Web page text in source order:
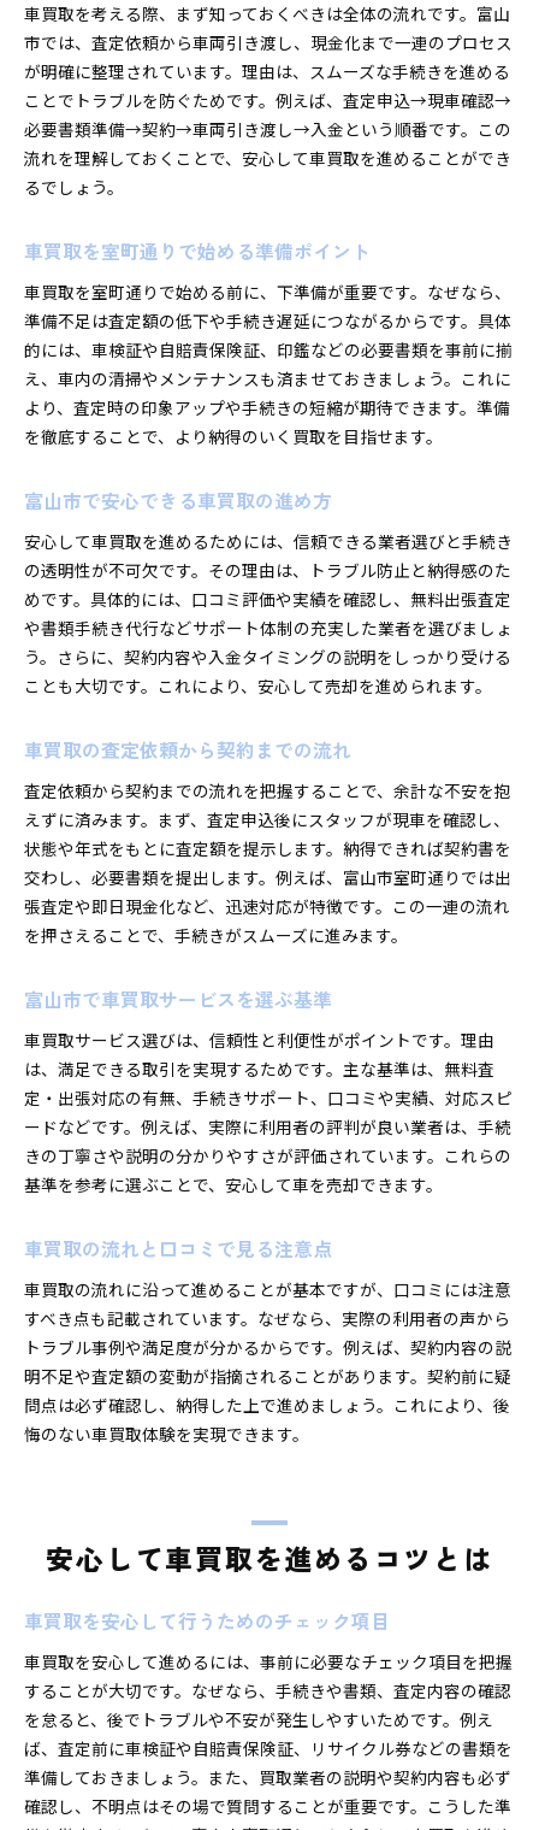
買取業者選びで失敗しないためのコツ
車買取で知っておきたいトラブル回避法
富山市室町通りで選ぶ車買取のポイント
富山市で車買取業者を選ぶ際の比較基準
車買取ランキングや口コミの活用方法
廃車買取まで対応できる店舗の見極め方
富山市の車買取に強いサービス特徴
手続き簡単な車買取の実践ガイド
車買取手続きを簡単に進めるコツ
富山市でスムーズな車買取の準備方法
車買取サービスを利用した時短術
書類準備から現金化までの流れ
初心者でも安心な車買取実践法
高く売るための車買取相場表の使い方
車買取相場表を活用して高く売る方法
富山市で相場を知る重要なポイント
中古車買取相場表を見るタイミングとは
車買取価格を比較する際の注意点
相場表の情報を最大限に活用するコツ
車買取サービスを賢く比較する方法
車買取サービスの比較で重視すべき点
富山市で人気の車買取業者の特徴
口コミとランキングを活かした選び方
おすすめ車買取サービスの比較術
車買取サービスの料金や条件を見極める
初めてでも安心な車買取の必要書類
車買取に必要な書類一覧と準備ポイント
富山市でスムーズに書類を揃える方法
初めての車買取で注意すべき書類手続き
車買取サービス利用時の書類チェック
安心して車買取を進める書類準備術
納得のいく車買取体験を得る秘訣
車買取で納得できる価格を引き出す方法
富山市で満足度の高い車買取体験を得る
口コミで評判の良い車買取業者を選ぶ秘訣
安心できる車買取の契約手続きの流れ
高評価の車買取サービスを見分けるコツ
車買取を考える際、まず知っておくべきは全体の流れです。富山
市では、査定依頼から車両引き渡し、現金化まで一連のプロセス
が明確に整理されています。理由は、スムーズな手続きを進める
ことでトラブルを防ぐためです。例えば、査定申込→現車確認→
必要書類準備→契約→車両引き渡し→入金という順番です。この
流れを理解しておくことで、安心して車買取を進めることができ
るでしょう。
車買取を室町通りで始める準備ポイント
車買取を室町通りで始める前に、下準備が重要です。なぜなら、
準備不足は査定額の低下や手続き遅延につながるからです。具体
的には、車検証や自賠責保険証、印鑑などの必要書類を事前に揃
え、車内の清掃やメンテナンスも済ませておきましょう。これに
より、査定時の印象アップや手続きの短縮が期待できます。準備
を徹底することで、より納得のいく買取を目指せます。
富山市で安心できる車買取の進め方
安心して車買取を進めるためには、信頼できる業者選びと手続き
の透明性が不可欠です。その理由は、トラブル防止と納得感のた
めです。具体的には、口コミ評価や実績を確認し、無料出張査定
や書類手続き代行などサポート体制の充実した業者を選びましょ
う。さらに、契約内容や入金タイミングの説明をしっかり受ける
ことも大切です。これにより、安心して売却を進められます。
車買取の査定依頼から契約までの流れ
査定依頼から契約までの流れを把握することで、余計な不安を抱
えずに済みます。まず、査定申込後にスタッフが現車を確認し、
状態や年式をもとに査定額を提示します。納得できれば契約書を
交わし、必要書類を提出します。例えば、富山市室町通りでは出
張査定や即日現金化など、迅速対応が特徴です。この一連の流れ
を押さえることで、手続きがスムーズに進みます。
富山市で車買取サービスを選ぶ基準
車買取サービス選びは、信頼性と利便性がポイントです。理由
は、満足できる取引を実現するためです。主な基準は、無料査
定・出張対応の有無、手続きサポート、口コミや実績、対応スピ
ードなどです。例えば、実際に利用者の評判が良い業者は、手続
きの丁寧さや説明の分かりやすさが評価されています。これらの
基準を参考に選ぶことで、安心して車を売却できます。
車買取の流れと口コミで見る注意点
車買取の流れに沿って進めることが基本ですが、口コミには注意
すべき点も記載されています。なぜなら、実際の利用者の声から
トラブル事例や満足度が分かるからです。例えば、契約内容の説
明不足や査定額の変動が指摘されることがあります。契約前に疑
問点は必ず確認し、納得した上で進めましょう。これにより、後
悔のない車買取体験を実現できます。
安心して車買取を進めるコツとは
車買取を安心して行うためのチェック項目
車買取を安心して進めるには、事前に必要なチェック項目を把握
することが大切です。なぜなら、手続きや書類、査定内容の確認
を怠ると、後でトラブルや不安が発生しやすいためです。例え
ば、査定前に車検証や自賠責保険証、リサイクル券などの書類を
準備しておきましょう。また、買取業者の説明や契約内容も必ず
確認し、不明点はその場で質問することが重要です。こうした準